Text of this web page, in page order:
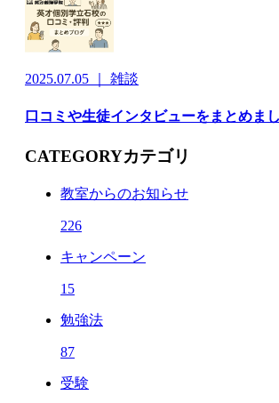
2025.07.05 ｜ 雑談
口コミや生徒インタビューをまとめま
CATEGORYカテゴリ
教室からのお知らせ
226
キャンペーン
15
勉強法
87
受験